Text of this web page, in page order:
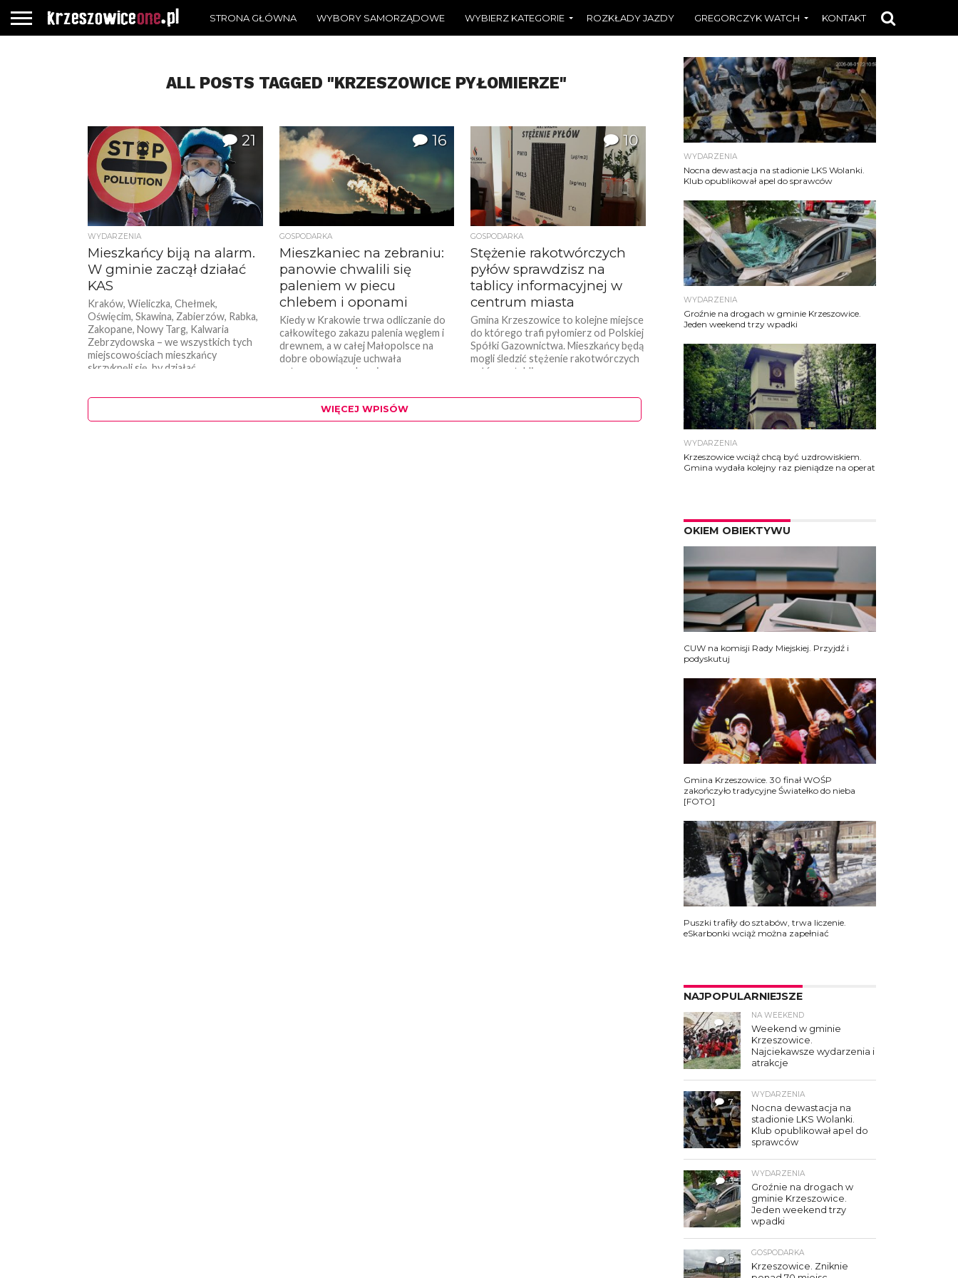
STRONA GŁÓWNA WYBORY SAMORZĄDOWE WYBIERZ KATEGORIE ROZKŁADY JAZDY GREGORCZYK WATCH KONTAKT
ALL POSTS TAGGED "KRZESZOWICE PYŁOMIERZE"
21
WYDARZENIA
Mieszkańcy biją na alarm.
W gminie zaczął działać
KAS
Kraków, Wieliczka, Chełmek,
Oświęcim, Skawina, Zabierzów, Rabka,
Zakopane, Nowy Targ, Kalwaria
Zebrzydowska – we wszystkich tych
miejscowościach mieszkańcy
skrzyknęli się, by działać...
16
GOSPODARKA
Mieszkaniec na zebraniu:
panowie chwalili się
paleniem w piecu
chlebem i oponami
Kiedy w Krakowie trwa odliczanie do
całkowitego zakazu palenia węglem i
drewnem, a w całej Małopolsce na
dobre obowiązuje uchwała
antysmogowa zakazująca...
10
GOSPODARKA
Stężenie rakotwórczych
pyłów sprawdzisz na
tablicy informacyjnej w
centrum miasta
Gmina Krzeszowice to kolejne miejsce
do którego trafi pyłomierz od Polskiej
Spółki Gazownictwa. Mieszkańcy będą
mogli śledzić stężenie rakotwórczych
pyłów na tablicy,...
WIĘCEJ WPISÓW
WYDARZENIA
Nocna dewastacja na stadionie LKS Wolanki.
Klub opublikował apel do sprawców
WYDARZENIA
Groźnie na drogach w gminie Krzeszowice.
Jeden weekend trzy wpadki
WYDARZENIA
Krzeszowice wciąż chcą być uzdrowiskiem.
Gmina wydała kolejny raz pieniądze na operat
OKIEM OBIEKTYWU
CUW na komisji Rady Miejskiej. Przyjdź i
podyskutuj
Gmina Krzeszowice. 30 finał WOŚP
zakończyło tradycyjne Światełko do nieba
[FOTO]
Puszki trafiły do sztabów, trwa liczenie.
eSkarbonki wciąż można zapełniać
NAJPOPULARNIEJSZE
4
NA WEEKEND
Weekend w gminie
Krzeszowice.
Najciekawsze wydarzenia i
atrakcje
7
WYDARZENIA
Nocna dewastacja na
stadionie LKS Wolanki.
Klub opublikował apel do
sprawców
3
WYDARZENIA
Groźnie na drogach w
gminie Krzeszowice.
Jeden weekend trzy
wpadki
3
GOSPODARKA
Krzeszowice. Zniknie